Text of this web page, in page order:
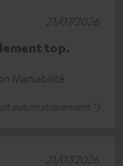
top.
Maniabilité
automatiquement *)
21/07/2026
21/07/2026